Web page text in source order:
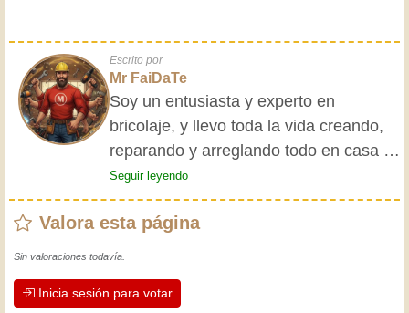
Escrito por
Mr FaiDaTe
Soy un entusiasta y experto en
bricolaje, y llevo toda la vida creando,
reparando y arreglando todo en casa y
para mis amigos. Mis abuelos me
enseñaron lo básico desde pequeño, y
desde entonces he adquirido una vasta
experiencia. ¡La experiencia enseña! Te
apreciar la dedicación que los
Seguir leyendo
Valora esta página
Sin valoraciones todavía.
Inicia sesión para votar